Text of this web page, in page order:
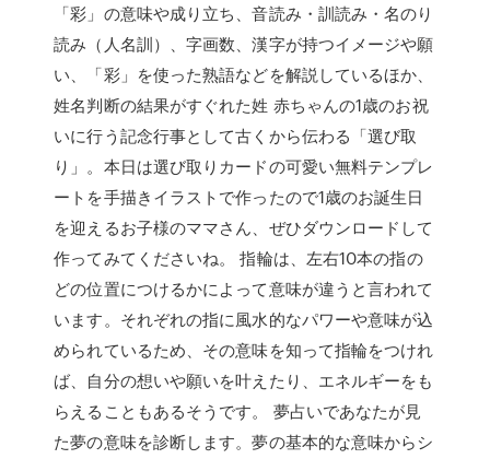
「彩」の意味や成り立ち、音読み・訓読み・名のり
読み（人名訓）、字画数、漢字が持つイメージや願
い、「彩」を使った熟語などを解説しているほか、
姓名判断の結果がすぐれた姓 赤ちゃんの1歳のお祝
いに行う記念行事として古くから伝わる「選び取
り」。本日は選び取りカードの可愛い無料テンプレ
ートを手描きイラストで作ったので1歳のお誕生日
を迎えるお子様のママさん、ぜひダウンロードして
作ってみてくださいね。 指輪は、左右10本の指の
どの位置につけるかによって意味が違うと言われて
います。それぞれの指に風水的なパワーや意味が込
められているため、その意味を知って指輪をつけれ
ば、自分の想いや願いを叶えたり、エネルギーをも
らえることもあるそうです。 夢占いであなたが見
た夢の意味を診断します。夢の基本的な意味からシ